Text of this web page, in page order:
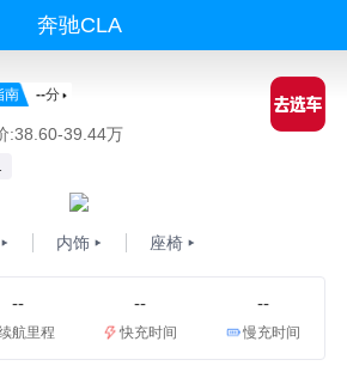
奔驰CLA
南 --分
:38.60-39.44万
内饰 座椅
--
航里程
--
快充时间
--
慢充时间